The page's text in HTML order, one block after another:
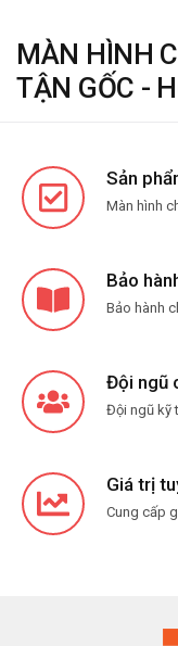
MÀN HÌNH
TẬN GỐC -
Sản
Màn hình
Bảo
Bảo hành
Đội ngũ
Đội ngũ kỹ
Giá trị
Cung cấp